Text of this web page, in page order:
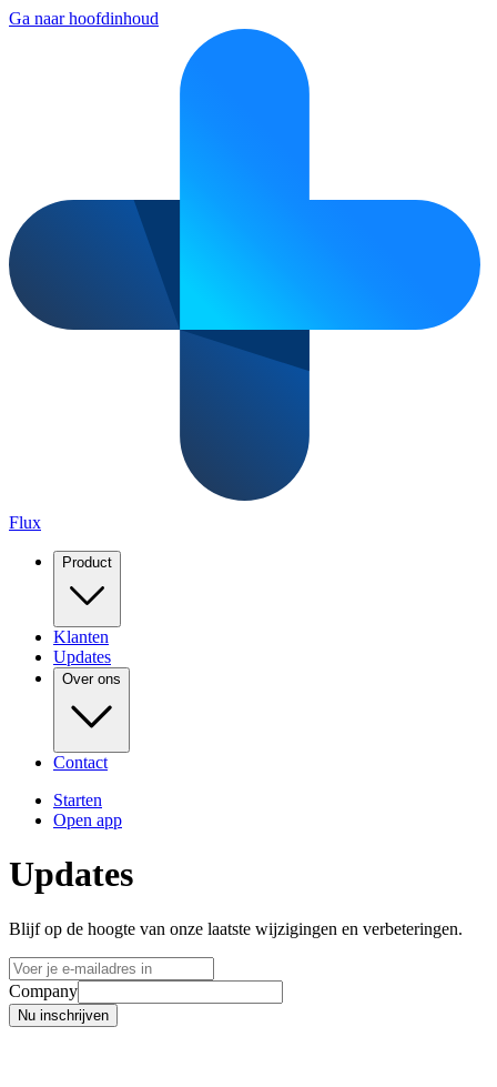
Ga naar hoofdinhoud
Flux
Product
Klanten
Updates
Over ons
Contact
Starten
Open app
Updates
Blijf op de hoogte van onze laatste wijzigingen en verbeteringen.
Company
Nu inschrijven